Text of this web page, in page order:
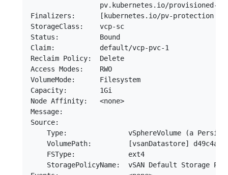
pv.kubernetes.io/provisioned-
Finalizers:      [kubernetes.io/pv-protection
StorageClass:    vcp-sc
Status:          Bound
Claim:           default/vcp-pvc-1
Reclaim Policy:  Delete
Access Modes:    RWO
VolumeMode:      Filesystem
Capacity:        1Gi
Node Affinity:   <none>
Message:
Source:
Type:               vSphereVolume (a
VolumePath:         [vsanDatastore]
    FSType:             ext4
StoragePolicyName:  vSAN Default Storage